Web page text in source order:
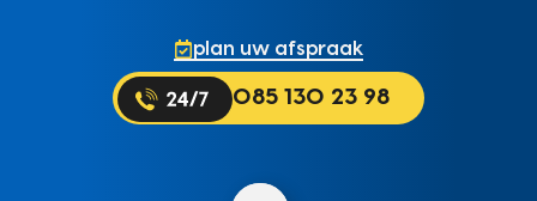
plan uw afspraak
085 130 23 98